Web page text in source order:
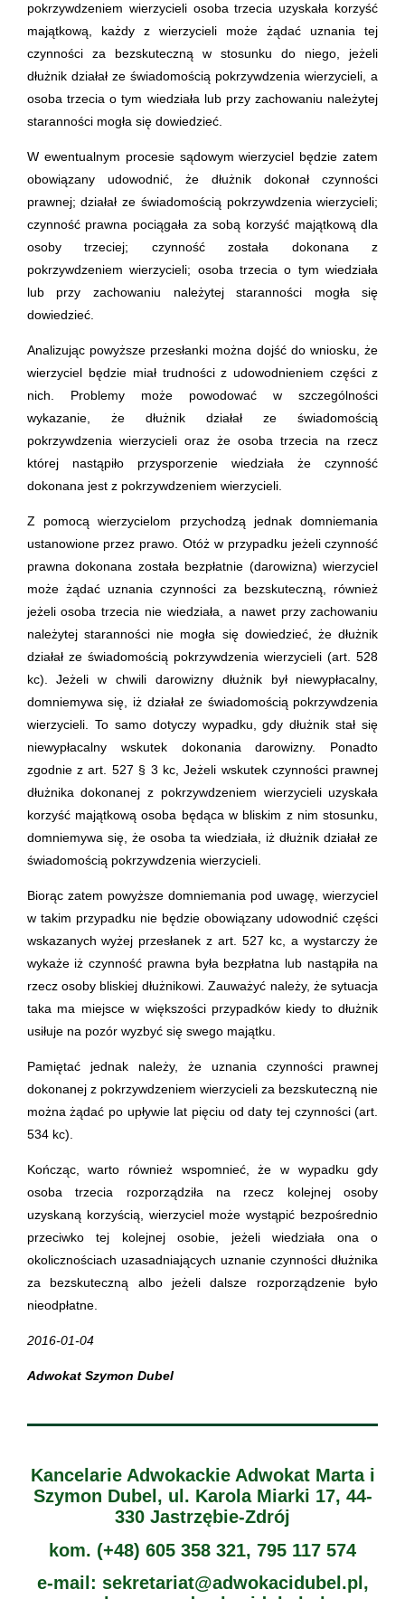
pokrzywdzeniem wierzycieli osoba trzecia uzyskała korzyść
majątkową, każdy z wierzycieli może żądać uznania tej
czynności za bezskuteczną w stosunku do niego, jeżeli
dłużnik działał ze świadomością pokrzywdzenia wierzycieli, a
osoba trzecia o tym wiedziała lub przy zachowaniu należytej
staranności mogła się dowiedzieć.
W ewentualnym procesie sądowym wierzyciel będzie zatem
obowiązany udowodnić, że dłużnik dokonał czynności
prawnej; działał ze świadomością pokrzywdzenia wierzycieli;
czynność prawna pociągała za sobą korzyść majątkową dla
osoby trzeciej; czynność została dokonana z
pokrzywdzeniem wierzycieli; osoba trzecia o tym wiedziała
lub przy zachowaniu należytej staranności mogła się
dowiedzieć.
Analizując powyższe przesłanki można dojść do wniosku, że
wierzyciel będzie miał trudności z udowodnieniem części z
nich. Problemy może powodować w szczególności
wykazanie, że dłużnik działał ze świadomością
pokrzywdzenia wierzycieli oraz że osoba trzecia na rzecz
której nastąpiło przysporzenie wiedziała że czynność
dokonana jest z pokrzywdzeniem wierzycieli.
Z pomocą wierzycielom przychodzą jednak domniemania
ustanowione przez prawo. Otóż w przypadku jeżeli czynność
prawna dokonana została bezpłatnie (darowizna) wierzyciel
może żądać uznania czynności za bezskuteczną, również
jeżeli osoba trzecia nie wiedziała, a nawet przy zachowaniu
należytej staranności nie mogła się dowiedzieć, że dłużnik
działał ze świadomością pokrzywdzenia wierzycieli (art. 528
kc). Jeżeli w chwili darowizny dłużnik był niewypłacalny,
domniemywa się, iż działał ze świadomością pokrzywdzenia
wierzycieli. To samo dotyczy wypadku, gdy dłużnik stał się
niewypłacalny wskutek dokonania darowizny. Ponadto
zgodnie z art. 527 § 3 kc, Jeżeli wskutek czynności prawnej
dłużnika dokonanej z pokrzywdzeniem wierzycieli uzyskała
korzyść majątkową osoba będąca w bliskim z nim stosunku,
domniemywa się, że osoba ta wiedziała, iż dłużnik działał ze
świadomością pokrzywdzenia wierzycieli.
Biorąc zatem powyższe domniemania pod uwagę, wierzyciel
w takim przypadku nie będzie obowiązany udowodnić części
wskazanych wyżej przesłanek z art. 527 kc, a wystarczy że
wykaże iż czynność prawna była bezpłatna lub nastąpiła na
rzecz osoby bliskiej dłużnikowi. Zauważyć należy, że sytuacja
taka ma miejsce w większości przypadków kiedy to dłużnik
usiłuje na pozór wyzbyć się swego majątku.
Pamiętać jednak należy, że uznania czynności prawnej
dokonanej z pokrzywdzeniem wierzycieli za bezskuteczną nie
można żądać po upływie lat pięciu od daty tej czynności (art.
534 kc).
Kończąc, warto również wspomnieć, że w wypadku gdy
osoba trzecia rozporządziła na rzecz kolejnej osoby
uzyskaną korzyścią, wierzyciel może wystąpić bezpośrednio
przeciwko tej kolejnej osobie, jeżeli wiedziała ona o
okolicznościach uzasadniających uznanie czynności dłużnika
za bezskuteczną albo jeżeli dalsze rozporządzenie było
nieodpłatne.
2016-01-04
Adwokat Szymon Dubel
Kancelarie Adwokackie Adwokat Marta i
Szymon Dubel, ul. Karola Miarki 17, 44-
330 Jastrzębie-Zdrój
kom. (+48) 605 358 321, 795 117 574
e-mail: sekretariat@adwokacidubel.pl,